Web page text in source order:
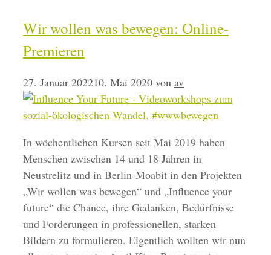
Wir wollen was bewegen: Online-
Premieren
27. Januar 202210. Mai 2020 von av
In wöchentlichen Kursen seit Mai 2019 haben
Menschen zwischen 14 und 18 Jahren in
Neustrelitz und in Berlin-Moabit in den Projekten
„Wir wollen was bewegen“ und „Influence your
future“ die Chance, ihre Gedanken, Bedürfnisse
und Forderungen in professionellen, starken
Bildern zu formulieren. Eigentlich wollten wir nun